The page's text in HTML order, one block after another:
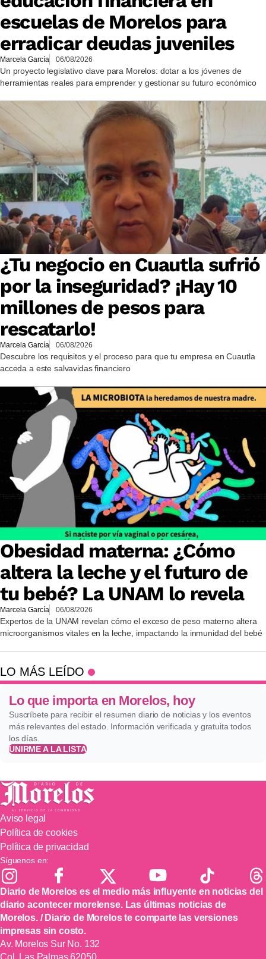
escuelas de Morelos para
erradicar deudas juveniles
Marcela García 06/08/2026
Un proyecto legislativo clave para Morelos: dotar a los jóvenes de
herramientas reales para emprender y gestionar su futuro económico
¿Tu negocio en Cuautla sufrió
por la inseguridad? ¡Hay 10
millones de pesos para
rescatarlo!
Marcela García 06/08/2026
Descubre los requisitos y el proceso para que tu empresa en Cuautla
acceda a este salvavidas financiero
Obesidad materna: ¿Cómo
altera la leche y el futuro de
tu bebé? La UNAM lo revela
Marcela García 06/08/2026
Expertos de la UNAM revelan cómo el exceso de peso materno altera
microorganismos vitales en la leche, impactando la inmunidad del bebé
LO MÁS LEÍDO
Lo que importa en Morelos, hoy
Suscríbete para recibir el resumen diario de noticias y los eventos
más relevantes del estado. Información verificada y gratuita todos
los días.
UNIRME A LA LISTA
Aviso legal
Política de cookies
Política de privacidad
Síguenos en:
Diario de Morelos es el medio más influyente en noticias del
diario acontecer morelense. Las últimas noticias de
Morelos. / Diario de Morelos te comparte las versiones
impresas sin costo.
Av. Morelos Sur No. 132
Col. Las Palmas 62050